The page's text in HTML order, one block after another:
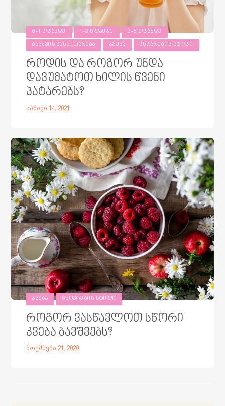
0-1 ᲬᲚᲐᲛᲓᲔ 1-3 ᲬᲚᲐᲛᲓᲔ
3-6 ᲬᲚᲐᲛᲓᲔ
ᲑᲐᲕᲨᲕᲘᲡ ᲒᲐᲜᲕᲘᲗᲐᲠᲔᲑᲐ
ᲙᲕᲔᲑᲐ ᲪᲮᲝᲕᲠᲔᲑᲘᲡ ᲡᲢᲘᲚᲘ
როდის და როგორ უნდა
დავუმატოთ ხილის წვენი
პატარებს?
აპრილი 14, 2021
ᲙᲕᲔᲑᲐ ᲪᲮᲝᲕᲠᲔᲑᲘᲡ ᲡᲢᲘᲚᲘ
როგორ ვასწავლოთ სწორი
კვება ბავშვებს?
ნოემბერი 21, 2020